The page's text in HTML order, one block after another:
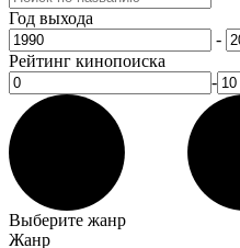
Год выхода
-
Рейтинг кинопоиска
-
Выберите жанр
Жанр